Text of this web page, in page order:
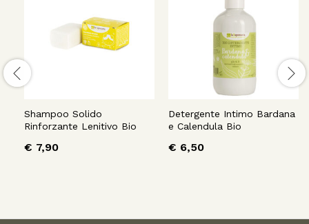
Shampoo Solido
Rinforzante Lenitivo Bio
€ 7,90
Detergente Intimo Bardana
e Calendula Bio
€ 6,50